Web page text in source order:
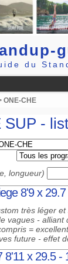
du
ONE-CHE
SUP -
longueur)
8'9 x
très léger
vagues - alliant
=
future - effet
8'11 x 29.5 -